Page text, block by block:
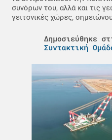
συνόρων του, αλλά και τις
γειτονικές χώρες,
Δημοσιεύθηκε
Συντακτική